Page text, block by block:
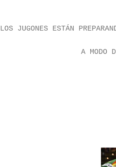
LOS JUGONES ESTÁN
A MODO